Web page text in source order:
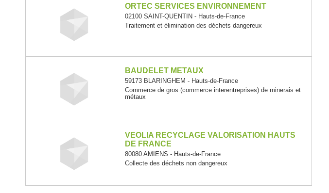
ORTEC SERVICES ENVIRONNEMENT
02100 SAINT-QUENTIN - Hauts-de-France
Traitement et élimination des déchets dangereux
BAUDELET METAUX
59173 BLARINGHEM - Hauts-de-France
Commerce de gros (commerce interentreprises) de minerais et
métaux
VEOLIA RECYCLAGE VALORISATION HAUTS
DE FRANCE
80080 AMIENS - Hauts-de-France
Collecte des déchets non dangereux